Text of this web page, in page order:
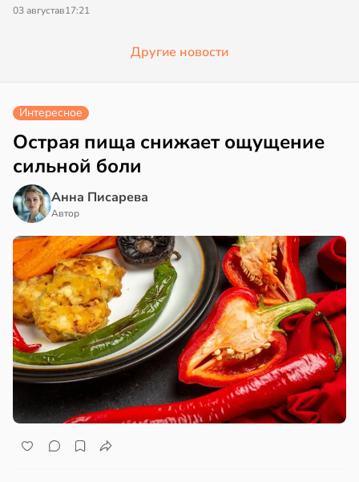
03 августав17:21
Другие новости
Интересное
Острая пища снижает ощущение
сильной боли
Анна Писарева
Автор